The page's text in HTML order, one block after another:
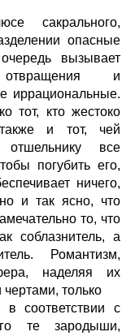
сакрального,
опасные
вызывает
отвращения и
иррациональные.
тот, кто жестоко
и тот, чей
все
погубить его,
ничего,
и так ясно, что
то, что
соблазнитель, а
Романтизм,
наделяя их
только
в соответствии с
те зародыши,